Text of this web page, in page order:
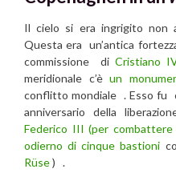
Il cielo si era ingrigito non
Questa era un’antica
commissione di Cristiano
meridionale c’èun
conflitto mondiale . Esso fu
anniversario della
Federico III (per
odierno di cinque bastioni
Rüse) .